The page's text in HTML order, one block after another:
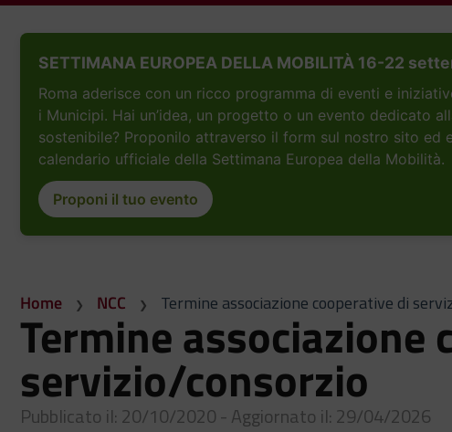
SETTIMANA EUROPEA DELLA MOBILITÀ 16-22
Roma aderisce con un ricco programma di eventi e
i Municipi. Hai un’idea, un progetto o un evento dedicato
sostenibile? Proponilo attraverso il form sul nostro sito ed
calendario ufficiale della Settimana Europea della Mobilità.
Proponi il tuo evento
Home NCC Termine associazione cooperative di
Termine associazione
servizio/consorzio
Pubblicato il: 20/10/2020 - Aggiornato il: 29/04/2026